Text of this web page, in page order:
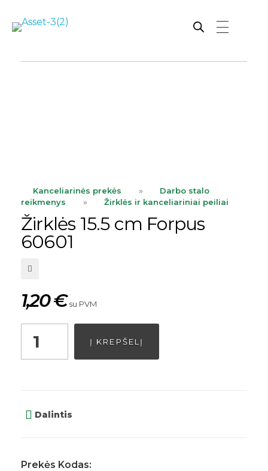
Kanceliarinės prekės »
Darbo stalo
reikmenys
» Žirklės ir kanceliariniai peiliai
Žirklės 15.5 cm Forpus
60601
1,20€ su PVM
Į KREPŠELĮ
Dalintis
Prekės Kodas: